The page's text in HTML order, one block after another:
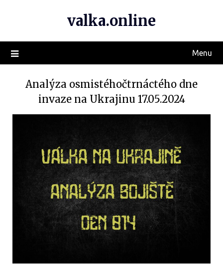
valka.online
Menu
Analýza osmistéhočtrnáctého dne
invaze na Ukrajinu 17.05.2024